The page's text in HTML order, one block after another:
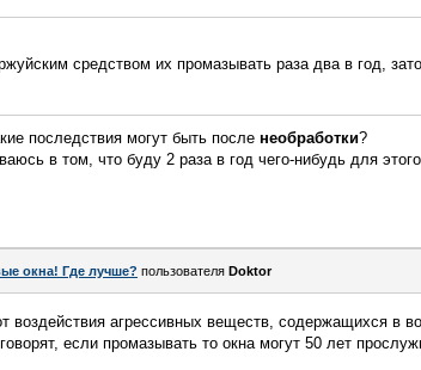
средством их промазывать раза два в год,
последствия могут быть после необработки?
в том, что буду 2 раза в год чего-нибудь для
окна! Где лучше? пользователя Doktor
воздействия агрессивных веществ, содержащихся в
если промазывать то окна могут 50 лет